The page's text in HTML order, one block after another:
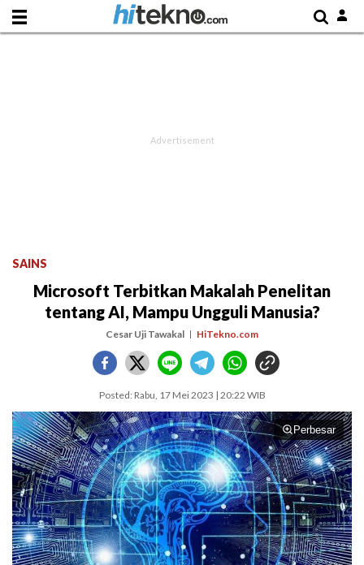
SAINS
Microsoft Terbitkan Makalah Penelitan
tentang AI, Mampu Ungguli Manusia?
Cesar Uji Tawakal HiTekno.com
Posted: Rabu, 17 Mei 2023 | 20:22 WIB
Perbesar